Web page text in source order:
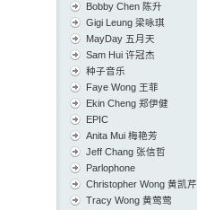
Bobby Chen 陈升
Gigi Leung 梁咏琪
MayDay 五月天
Sam Hui 许冠杰
种子音乐
Faye Wong 王菲
Ekin Cheng 郑伊健
EPIC
Anita Mui 梅艳芳
Jeff Chang 张信哲
Parlophone
Christopher Wong 黄凯芹
Tracy Wong 黄莺莺